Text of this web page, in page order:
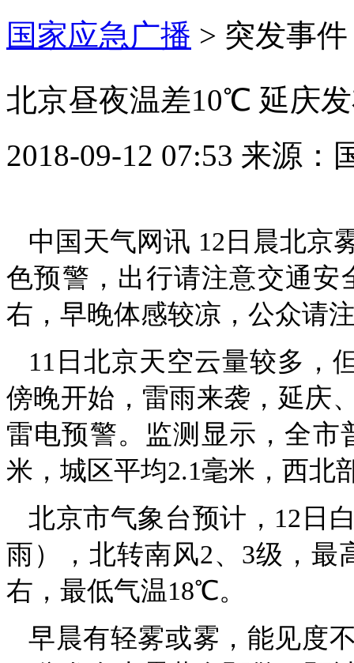
国家应急广播 > 突发事件
北京昼夜温差10℃ 延庆
2018-09-12 07:53 来源：
中国天气网讯 12日晨北京
色预警，出行请注意交通安
右，早晚体感较凉，公众请
11日北京天空云量较多，
傍晚开始，雷雨来袭，延庆
雷电预警。监测显示，全市
米，城区平均2.1毫米，西北
北京市气象台预计，12日
雨），北转南风2、3级，
右，最低气温18℃。
早晨有轻雾或雾，能见度